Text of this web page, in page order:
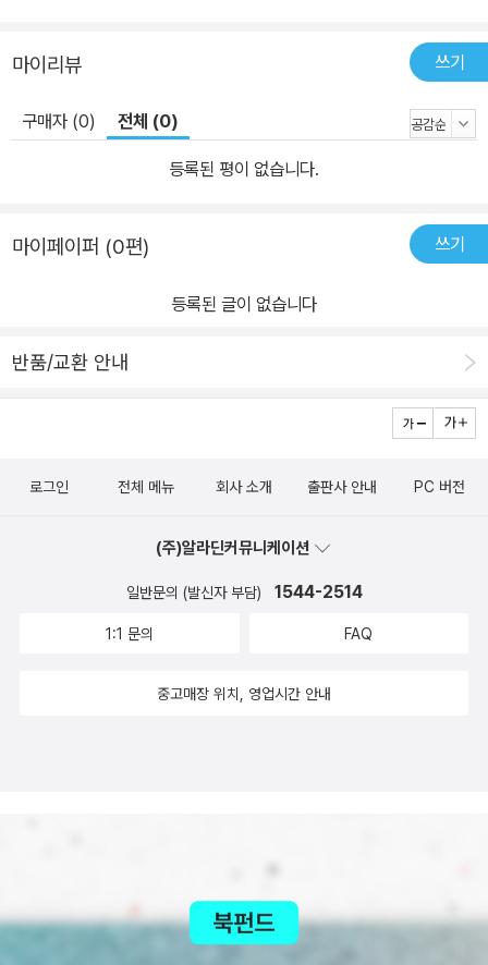
마이리뷰 쓰기
구매자 (0) 전체 (0)
등록된 평이 없습니다.
마이페이퍼 (0편) 쓰기
등록된 글이 없습니다
반품/교환 안내
로그인 전체 메뉴 회사 소개 출판사 안내 PC 버전
(주)알라딘커뮤니케이션
일반문의 (발신자 부담) 1544-2514
1:1 문의 FAQ
중고매장 위치, 영업시간 안내